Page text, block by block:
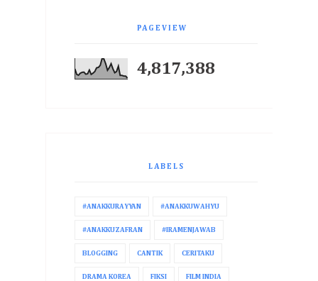
PAGEVIEW
4,817,388
LABELS
#ANAKKURAYYAN #ANAKKUWAHYU
#ANAKKUZAFRAN #IRAMENJAWAB
BLOGGING CANTIK CERITAKU
DRAMA KOREA FIKSI FILM INDIA